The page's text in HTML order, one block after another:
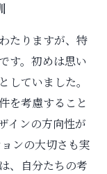
たりますが、特
す。初めは思い
ていました。
を考慮すること
インの方向性が
ンの大切さも実
、自分たちの考